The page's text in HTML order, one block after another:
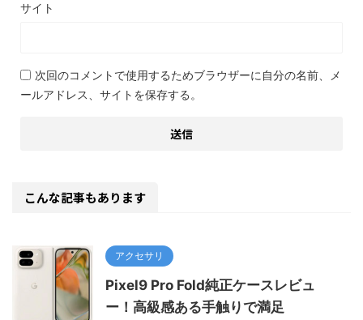
サイト
次回のコメントで使用するためブラウザーに自分の名前、メ
ールアドレス、サイトを保存する。
こんな記事もあります
アクセサリ
Pixel9 Pro Fold純正ケースレビュ
ー！高級感ある手触りで満足